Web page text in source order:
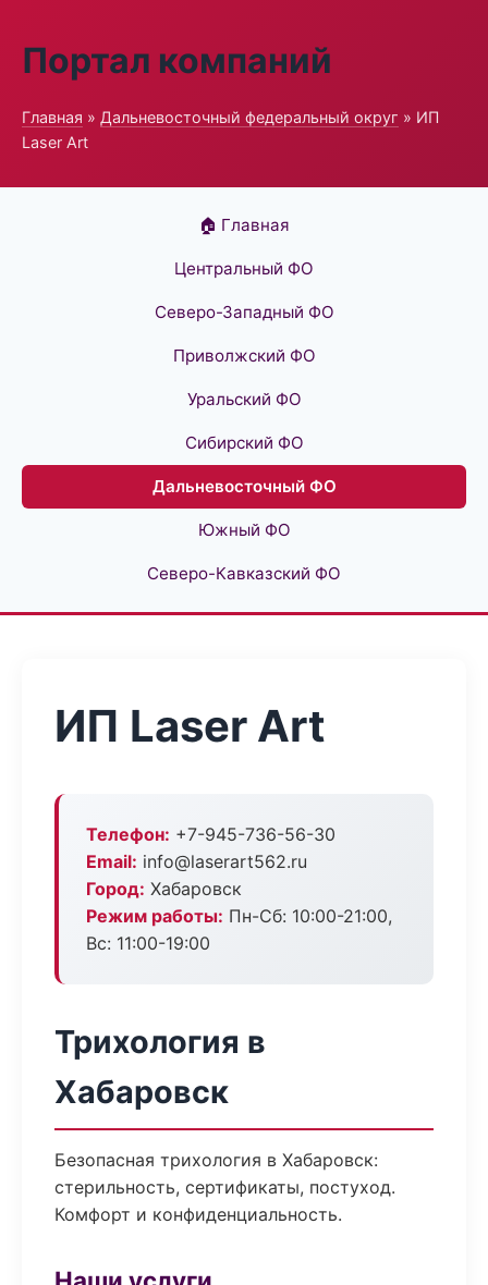
Портал компаний
Главная » Дальневосточный федеральный округ » ИП
Laser Art
🏠 Главная
Центральный ФО
Северо-Западный ФО
Приволжский ФО
Уральский ФО
Сибирский ФО
Дальневосточный ФО
Южный ФО
Северо-Кавказский ФО
ИП Laser Art
Телефон: +7-945-736-56-30
Email: info@laserart562.ru
Город: Хабаровск
Режим работы: Пн-Сб: 10:00-21:00,
Вс: 11:00-19:00
Трихология в
Хабаровск
Безопасная трихология в Хабаровск:
стерильность, сертификаты, постуход.
Комфорт и конфиденциальность.